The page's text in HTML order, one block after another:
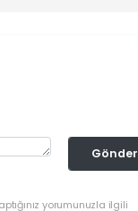
Gönder
yorumunuzla ilgili